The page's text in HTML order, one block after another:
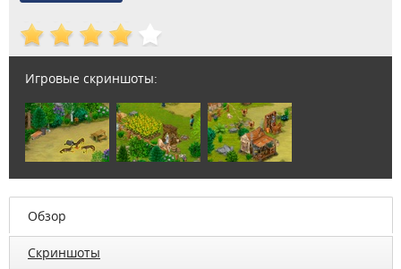
Игровые скриншоты:
Обзор
Скриншоты